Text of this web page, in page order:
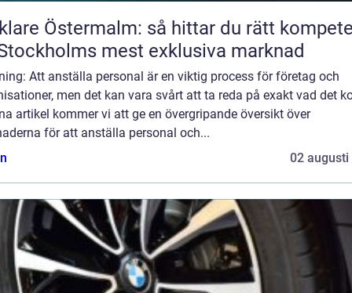
Östermalm: så hittar du rätt
mest exklusiva marknad
Att anställa personal är en viktig process för företag och
men det kan vara svårt att ta reda på exakt vad det
artikel kommer vi att ge en övergripande översikt över
för att anställa personal och...
02 augusti